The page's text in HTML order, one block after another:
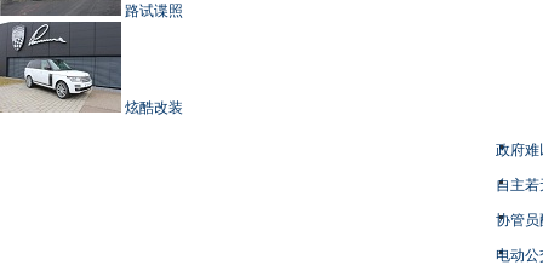
路试谍照
炫酷改装
政府难
自主
协管员
电动